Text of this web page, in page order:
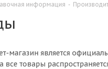
информация -
магазин является
все товары